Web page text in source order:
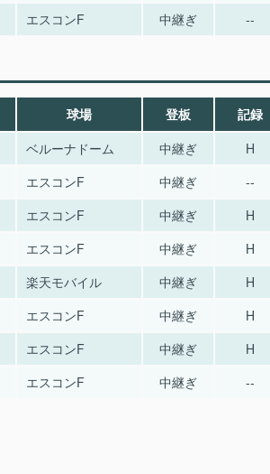
エスコンF 中継ぎ --
球場 登板 記録
ベルーナドーム 中継ぎ H
エスコンF 中継ぎ --
エスコンF 中継ぎ H
エスコンF 中継ぎ H
楽天モバイル 中継ぎ H
エスコンF 中継ぎ H
エスコンF 中継ぎ H
エスコンF 中継ぎ --